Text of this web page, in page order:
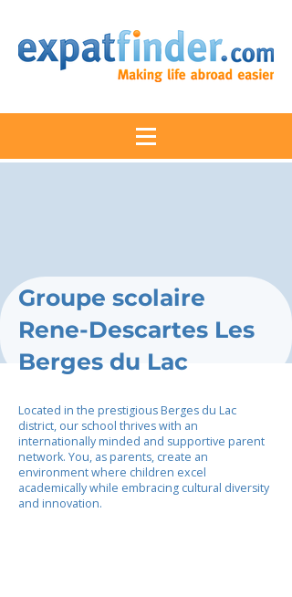
Groupe scolaire
Rene-Descartes Les
Berges du Lac
Located in the prestigious Berges du Lac
district, our school thrives with an
internationally minded and supportive parent
network. You, as parents, create an
environment where children excel
academically while embracing cultural diversity
and innovation.